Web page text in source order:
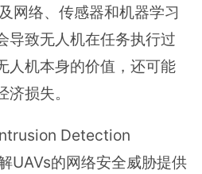
网络、传感器和机器学习
导致无人机在任务执行过
人机本身的价值，还可能
损失。
Detection
UAVs的网络安全威胁提供